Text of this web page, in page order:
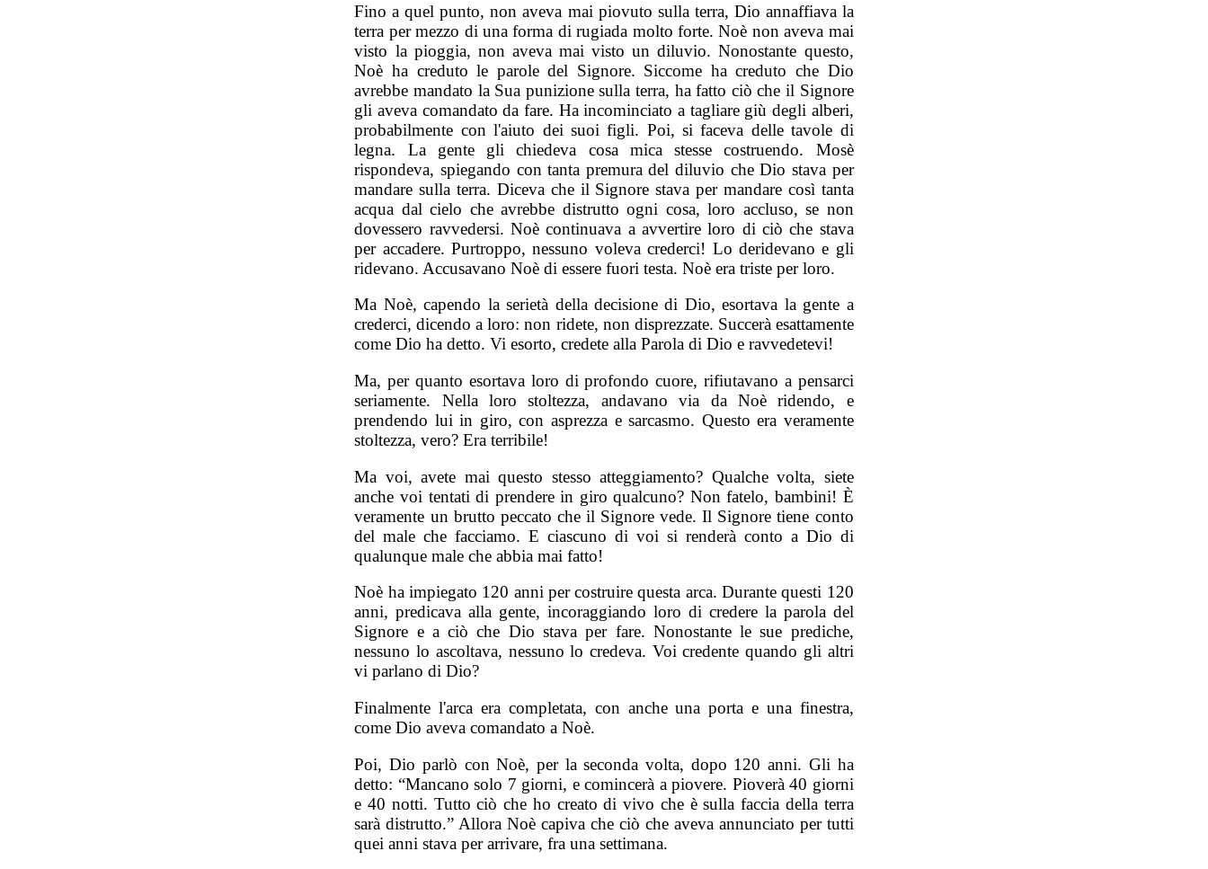
Fino a quel punto, non aveva mai piovuto sulla terra, Dio annaffiava la
terra per mezzo di una forma di rugiada molto forte. Noè non aveva mai
visto la pioggia, non aveva mai visto un diluvio. Nonostante questo,
Noè ha creduto le parole del Signore. Siccome ha creduto che Dio
avrebbe mandato la Sua punizione sulla terra, ha fatto ciò che il Signore
gli aveva comandato da fare. Ha incominciato a tagliare giù degli alberi,
probabilmente con l'aiuto dei suoi figli. Poi, si faceva delle tavole di
legna. La gente gli chiedeva cosa mica stesse costruendo. Mosè
rispondeva, spiegando con tanta premura del diluvio che Dio stava per
mandare sulla terra. Diceva che il Signore stava per mandare così tanta
acqua dal cielo che avrebbe distrutto ogni cosa, loro accluso, se non
dovessero ravvedersi. Noè continuava a avvertire loro di ciò che stava
per accadere. Purtroppo, nessuno voleva crederci! Lo deridevano e gli
ridevano. Accusavano Noè di essere fuori testa. Noè era triste per loro.
Ma Noè, capendo la serietà della decisione di Dio, esortava la gente a
crederci, dicendo a loro: non ridete, non disprezzate. Succerà esattamente
come Dio ha detto. Vi esorto, credete alla Parola di Dio e ravvedetevi!
Ma, per quanto esortava loro di profondo cuore, rifiutavano a pensarci
seriamente. Nella loro stoltezza, andavano via da Noè ridendo, e
prendendo lui in giro, con asprezza e sarcasmo. Questo era veramente
stoltezza, vero? Era terribile!
Ma voi, avete mai questo stesso atteggiamento? Qualche volta, siete
anche voi tentati di prendere in giro qualcuno? Non fatelo, bambini! È
veramente un brutto peccato che il Signore vede. Il Signore tiene conto
del male che facciamo. E ciascuno di voi si renderà conto a Dio di
qualunque male che abbia mai fatto!
Noè ha impiegato 120 anni per costruire questa arca. Durante questi 120
anni, predicava alla gente, incoraggiando loro di credere la parola del
Signore e a ciò che Dio stava per fare. Nonostante le sue prediche,
nessuno lo ascoltava, nessuno lo credeva. Voi credente quando gli altri
vi parlano di Dio?
Finalmente l'arca era completata, con anche una porta e una finestra,
come Dio aveva comandato a Noè.
Poi, Dio parlò con Noè, per la seconda volta, dopo 120 anni. Gli ha
detto: “Mancano solo 7 giorni, e comincerà a piovere. Pioverà 40 giorni
e 40 notti. Tutto ciò che ho creato di vivo che è sulla faccia della terra
sarà distrutto.” Allora Noè capiva che ciò che aveva annunciato per tutti
quei anni stava per arrivare, fra una settimana.